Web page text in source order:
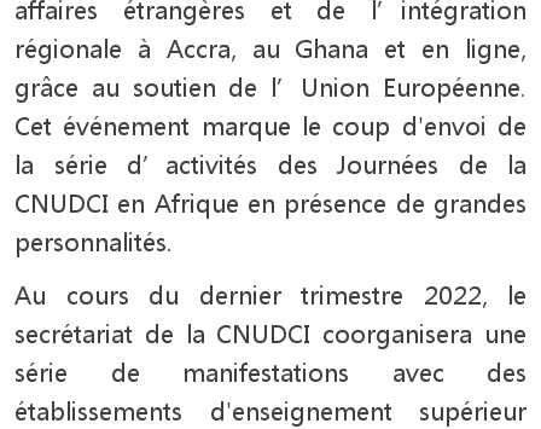
affaires étrangères et de l’intégration
régionale à Accra, au Ghana et en ligne,
grâce au soutien de l’Union Européenne.
Cet événement marque le coup d'envoi de
la série d’activités des Journées de la
CNUDCI en Afrique en présence de grandes
personnalités.
Au cours du dernier trimestre 2022, le
secrétariat de la CNUDCI coorganisera une
série de manifestations avec des
établissements d'enseignement supérieur